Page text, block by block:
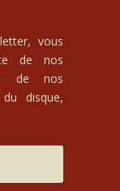
vous
de nos
de nos
disque,